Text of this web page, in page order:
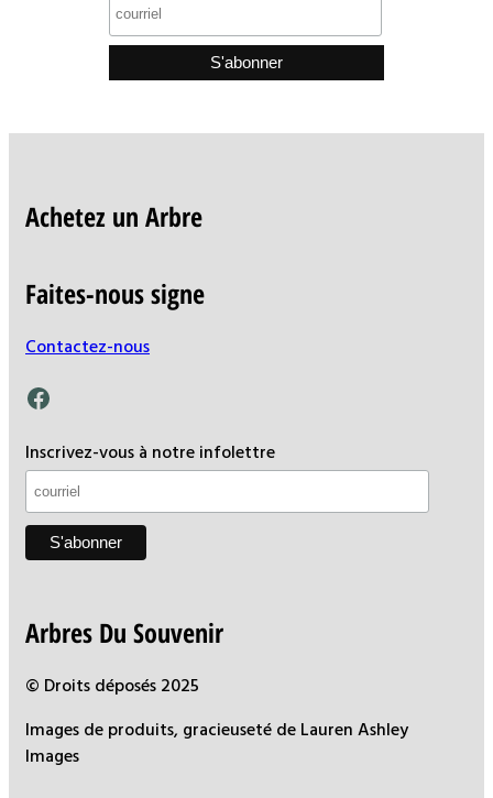
Achetez un Arbre
Faites-nous signe
Contactez-nous
Facebook
Inscrivez-vous à notre infolettre
Arbres Du Souvenir
© Droits déposés 2025
Images de produits, gracieuseté de Lauren Ashley
Images